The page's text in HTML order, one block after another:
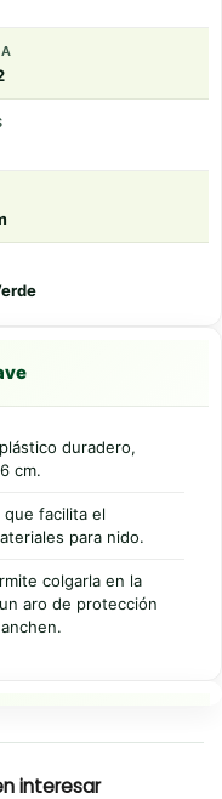
duradero,
cm.
que facilita el
para nido.
colgarla en la
aro de protección
interesar